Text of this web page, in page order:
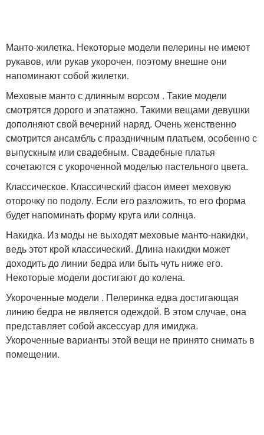
Манто-жилетка. Некоторые модели пелерины не имеют
рукавов, или рукав укорочен, поэтому внешне они
напоминают собой жилетки.
Меховые манто с длинным ворсом . Такие модели
смотрятся дорого и эпатажно. Такими вещами девушки
дополняют свой вечерний наряд. Очень женственно
смотрится ансамбль с праздничным платьем, особенно с
выпускным или свадебным. Свадебные платья
сочетаются с укороченной моделью пастельного цвета.
Классическое. Классический фасон имеет меховую
оторочку по подолу. Если его разложить, то его форма
будет напоминать форму круга или солнца.
Накидка. Из моды не выходят меховые манто-накидки,
ведь этот крой классический. Длина накидки может
доходить до линии бедра или быть чуть ниже его.
Некоторые модели достигают до колена.
Укороченные модели . Пелеринка едва достигающая
линию бедра не является одеждой. В этом случае, она
представляет собой аксессуар для имиджа.
Укороченные варианты этой вещи не принято снимать в
помещении.